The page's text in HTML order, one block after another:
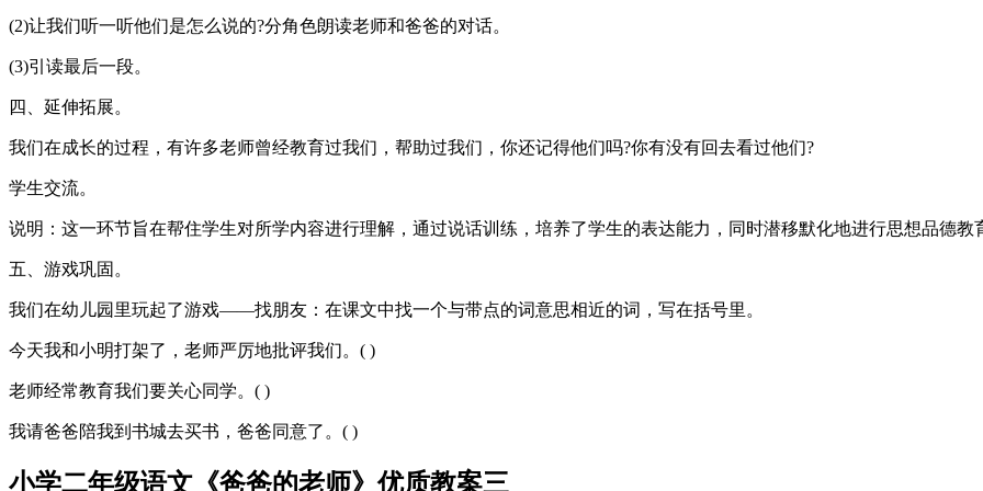
(2)让我们听一听他们是怎么说的?分角色朗读老师和爸爸的对话。
(3)引读最后一段。
四、延伸拓展。
我们在成长的过程，有许多老师曾经教育过我们，帮助过我们，你还记得他们吗?你有没有回去看过他们?
学生交流。
说明：这一环节旨在帮住学生对所学内容进行理解，通过说话训练，培养了学生的表达能力，同时潜移默化地进行思想品德教
五、游戏巩固。
我们在幼儿园里玩起了游戏——找朋友：在课文中找一个与带点的词意思相近的词，写在括号里。
今天我和小明打架了，老师严厉地批评我们。( )
老师经常教育我们要关心同学。( )
我请爸爸陪我到书城去买书，爸爸同意了。( )
小学二年级语文《爸爸的老师》优质教案三